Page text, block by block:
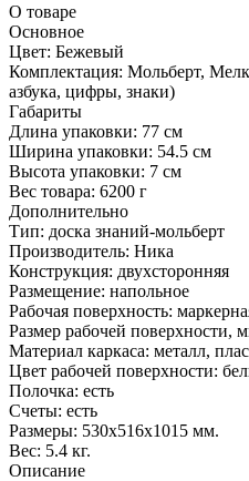
О товаре
Основное
Цвет: Бежевый
Комплектация: Мольберт,
азбука, цифры, знаки)
Габариты
Длина упаковки: 77 см
Ширина упаковки: 54.5 см
Высота упаковки: 7 см
Вес товара: 6200 г
Дополнительно
Тип: доска знаний-мольберт
Производитель: Ника
Конструкция: двухсторонняя
Размещение: напольное
Рабочая поверхность:
Размер рабочей поверхности,
Материал каркаса: металл,
Цвет рабочей поверхности:
Полочка: есть
Счеты: есть
Размеры: 530х516х1015 мм.
Вес: 5.4 кг.
Описание